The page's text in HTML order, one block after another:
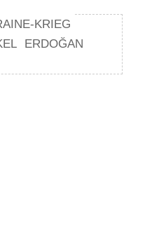
KRIEG
ERDOĞAN